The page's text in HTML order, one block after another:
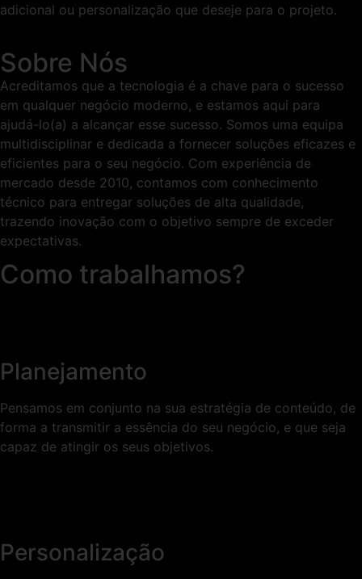
adicional ou personalização que deseje para o projeto.
Sobre Nós
Acreditamos que a tecnologia é a chave para o sucesso
em qualquer negócio moderno, e estamos aqui para
ajudá-lo(a) a alcançar esse sucesso. Somos uma equipa
multidisciplinar e dedicada a fornecer soluções eficazes e
eficientes para o seu negócio. Com experiência de
mercado desde 2010, contamos com conhecimento
técnico para entregar soluções de alta qualidade,
trazendo inovação com o objetivo sempre de exceder
expectativas.
Como trabalhamos?
Planejamento
Pensamos em conjunto na sua estratégia de conteúdo, de
forma a transmitir a essência do seu negócio, e que seja
capaz de atingir os seus objetivos.
Personalização